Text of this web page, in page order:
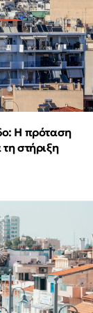
Η πρόταση
στήριξη